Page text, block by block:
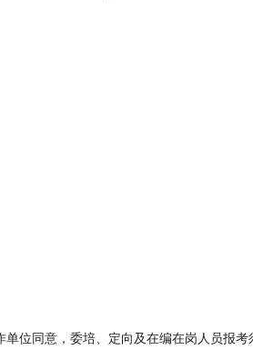
位同意，委培、定向及在编在岗人员报